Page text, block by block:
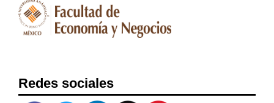
Redes sociales